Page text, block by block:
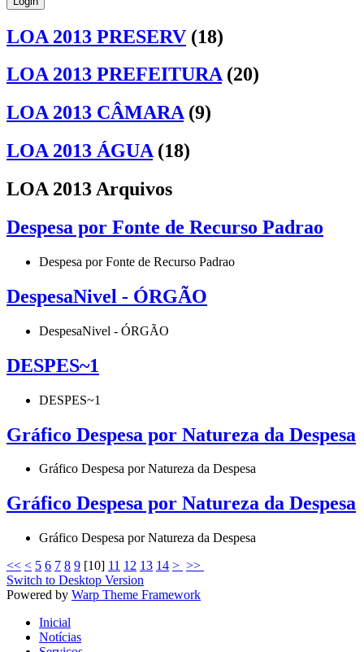
LOA 2013 PRESERV (18)
LOA 2013 PREFEITURA (20)
LOA 2013 CÂMARA (9)
LOA 2013 ÁGUA (18)
LOA 2013 Arquivos
Despesa por Fonte de Recurso Padrao
Despesa por Fonte de Recurso Padrao
DespesaNivel - ÓRGÃO
DespesaNivel - ÓRGÃO
DESPES~1
DESPES~1
Gráfico Despesa por Natureza da Despesa
Gráfico Despesa por Natureza da Despesa
Gráfico Despesa por Natureza da Despesa
Gráfico Despesa por Natureza da Despesa
<< < 5 6 7 8 9 [10] 11 12 13 14 > >>
Switch to Desktop Version
Powered by Warp Theme Framework
Inicial
Notícias